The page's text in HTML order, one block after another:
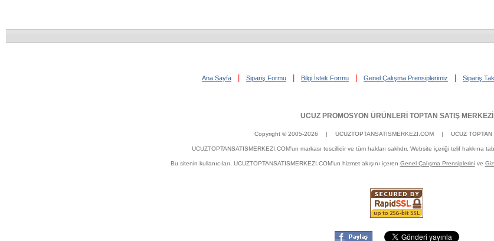
Ana Sayfa Sipariş Formu Bilgi İstek Formu Genel Çalışma Prensiplerimiz Sipariş
UCUZ PROMOSYON ÜRÜNLERİ TOPTAN SATIŞ MERKEZİ
Copyright © 2005-2026 | UCUZTOPTANSATISMERKEZI.COM | UCUZ
UCUZTOPTANSATISMERKEZI.COM'un markası tescillidir ve tüm hakları saklıdır. Website içeriği telif hakkına
Bu sitenin kullanıcıları, UCUZTOPTANSATISMERKEZI.COM'un hizmet akışını içeren Genel Çalışma Prensiplerinive